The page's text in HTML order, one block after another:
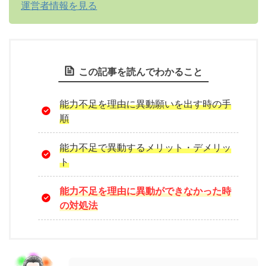
運営者情報を見る
この記事を読んでわかること
能力不足を理由に異動願いを出す時の手
順
能力不足で異動するメリット・デメリッ
ト
能力不足を理由に異動ができなかった時
の対処法